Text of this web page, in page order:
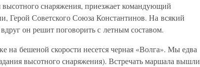
высотного снаряжения, приезжает командующий
Герой Советского Союза Константинов. На всякий
он решит поговорить с летным составом.
на бешеной скорости несется черная «Волга». Мы едва
высотного снаряжения). Встречать маршала вышли